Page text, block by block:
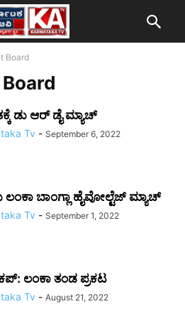
Board
ಡು ಆರ್ ಡೈ ಮ್ಯಾಚ್
Tv - September 6, 2022
ಲಂಕಾ ಬಾಂಗ್ಲಾ ಹೈವೋಲ್ಟೆಜ್ ಮ್ಯಾಚ್
Tv - September 1, 2022
ಲಂಕಾ ತಂಡ ಪ್ರಕಟ
Tv - August 21, 2022